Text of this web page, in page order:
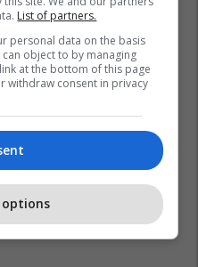
List of partners.
personal data on the basis
object to by managing
at the bottom of this page
withdraw consent in privacy